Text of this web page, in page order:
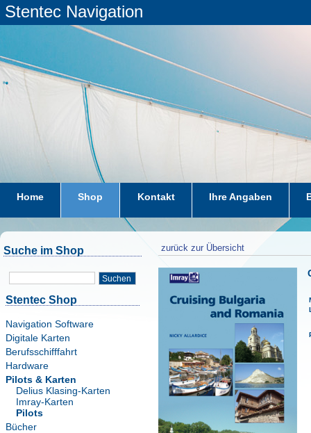
Stentec Navigation
Home Shop Kontakt Ihre Angaben
Suche im Shop
Suchen
Stentec Shop
Navigation Software
Digitale Karten
Berufsschifffahrt
Hardware
Pilots & Karten
Delius Klasing-Karten
Imray-Karten
Pilots
Bücher
zurück zur Übersicht